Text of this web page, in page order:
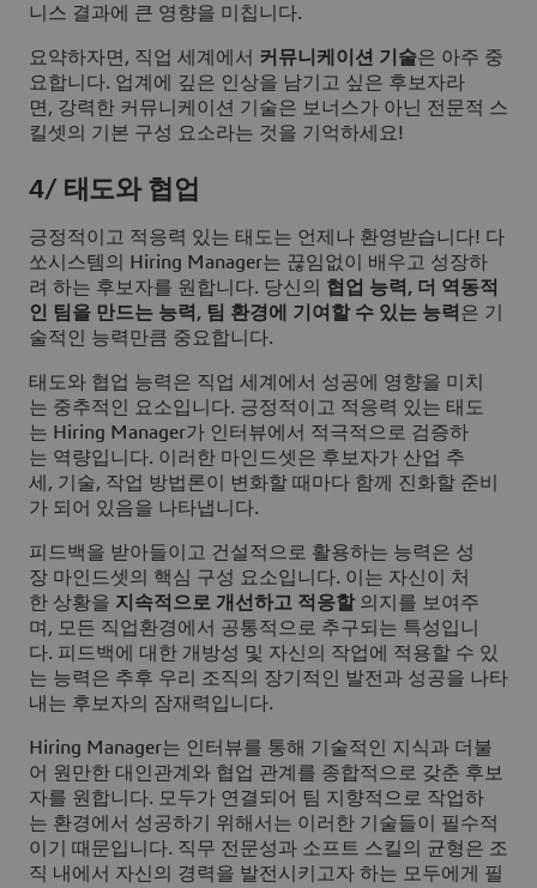
니스 결과에 큰 영향을 미칩니다.
요약하자면, 직업 세계에서 커뮤니케이션 기술은 아주 중
요합니다. 업계에 깊은 인상을 남기고 싶은 후보자라
면, 강력한 커뮤니케이션 기술은 보너스가 아닌 전문적 스
킬셋의 기본 구성 요소라는 것을 기억하세요!
4/ 태도와 협업
긍정적이고 적응력 있는 태도는 언제나 환영받습니다! 다
쏘시스템의 Hiring Manager는 끊임없이 배우고 성장하
려 하는 후보자를 원합니다. 당신의 협업 능력, 더 역동적
인 팀을 만드는 능력, 팀 환경에 기여할 수 있는 능력 은 기
술적인 능력만큼 중요합니다.
태도와 협업 능력은 직업 세계에서 성공에 영향을 미치
는 중추적인 요소입니다. 긍정적이고 적응력 있는 태도
는 Hiring Manager가 인터뷰에서 적극적으로 검증하
는 역량입니다. 이러한 마인드셋은 후보자가 산업 추
세, 기술, 작업 방법론이 변화할 때마다 함께 진화할 준비
가 되어 있음을 나타냅니다.
피드백을 받아들이고 건설적으로 활용하는 능력은 성
장 마인드셋의 핵심 구성 요소입니다. 이는 자신이 처
한 상황을 지속적으로 개선하고 적응할의지를 보여주
며, 모든 직업환경에서 공통적으로 추구되는 특성입니
다. 피드백에 대한 개방성 및 자신의 작업에 적용할 수 있
는 능력은 추후 우리 조직의 장기적인 발전과 성공을 나타
내는 후보자의 잠재력입니다.
Hiring Manager는 인터뷰를 통해 기술적인 지식과 더불
어 원만한 대인관계와 협업 관계를 종합적으로 갖춘 후보
자를 원합니다. 모두가 연결되어 팀 지향적으로 작업하
는 환경에서 성공하기 위해서는 이러한 기술들이 필수적
이기 때문입니다. 직무 전문성과 소프트 스킬의 균형은 조
직 내에서 자신의 경력을 발전시키고자 하는 모두에게 필